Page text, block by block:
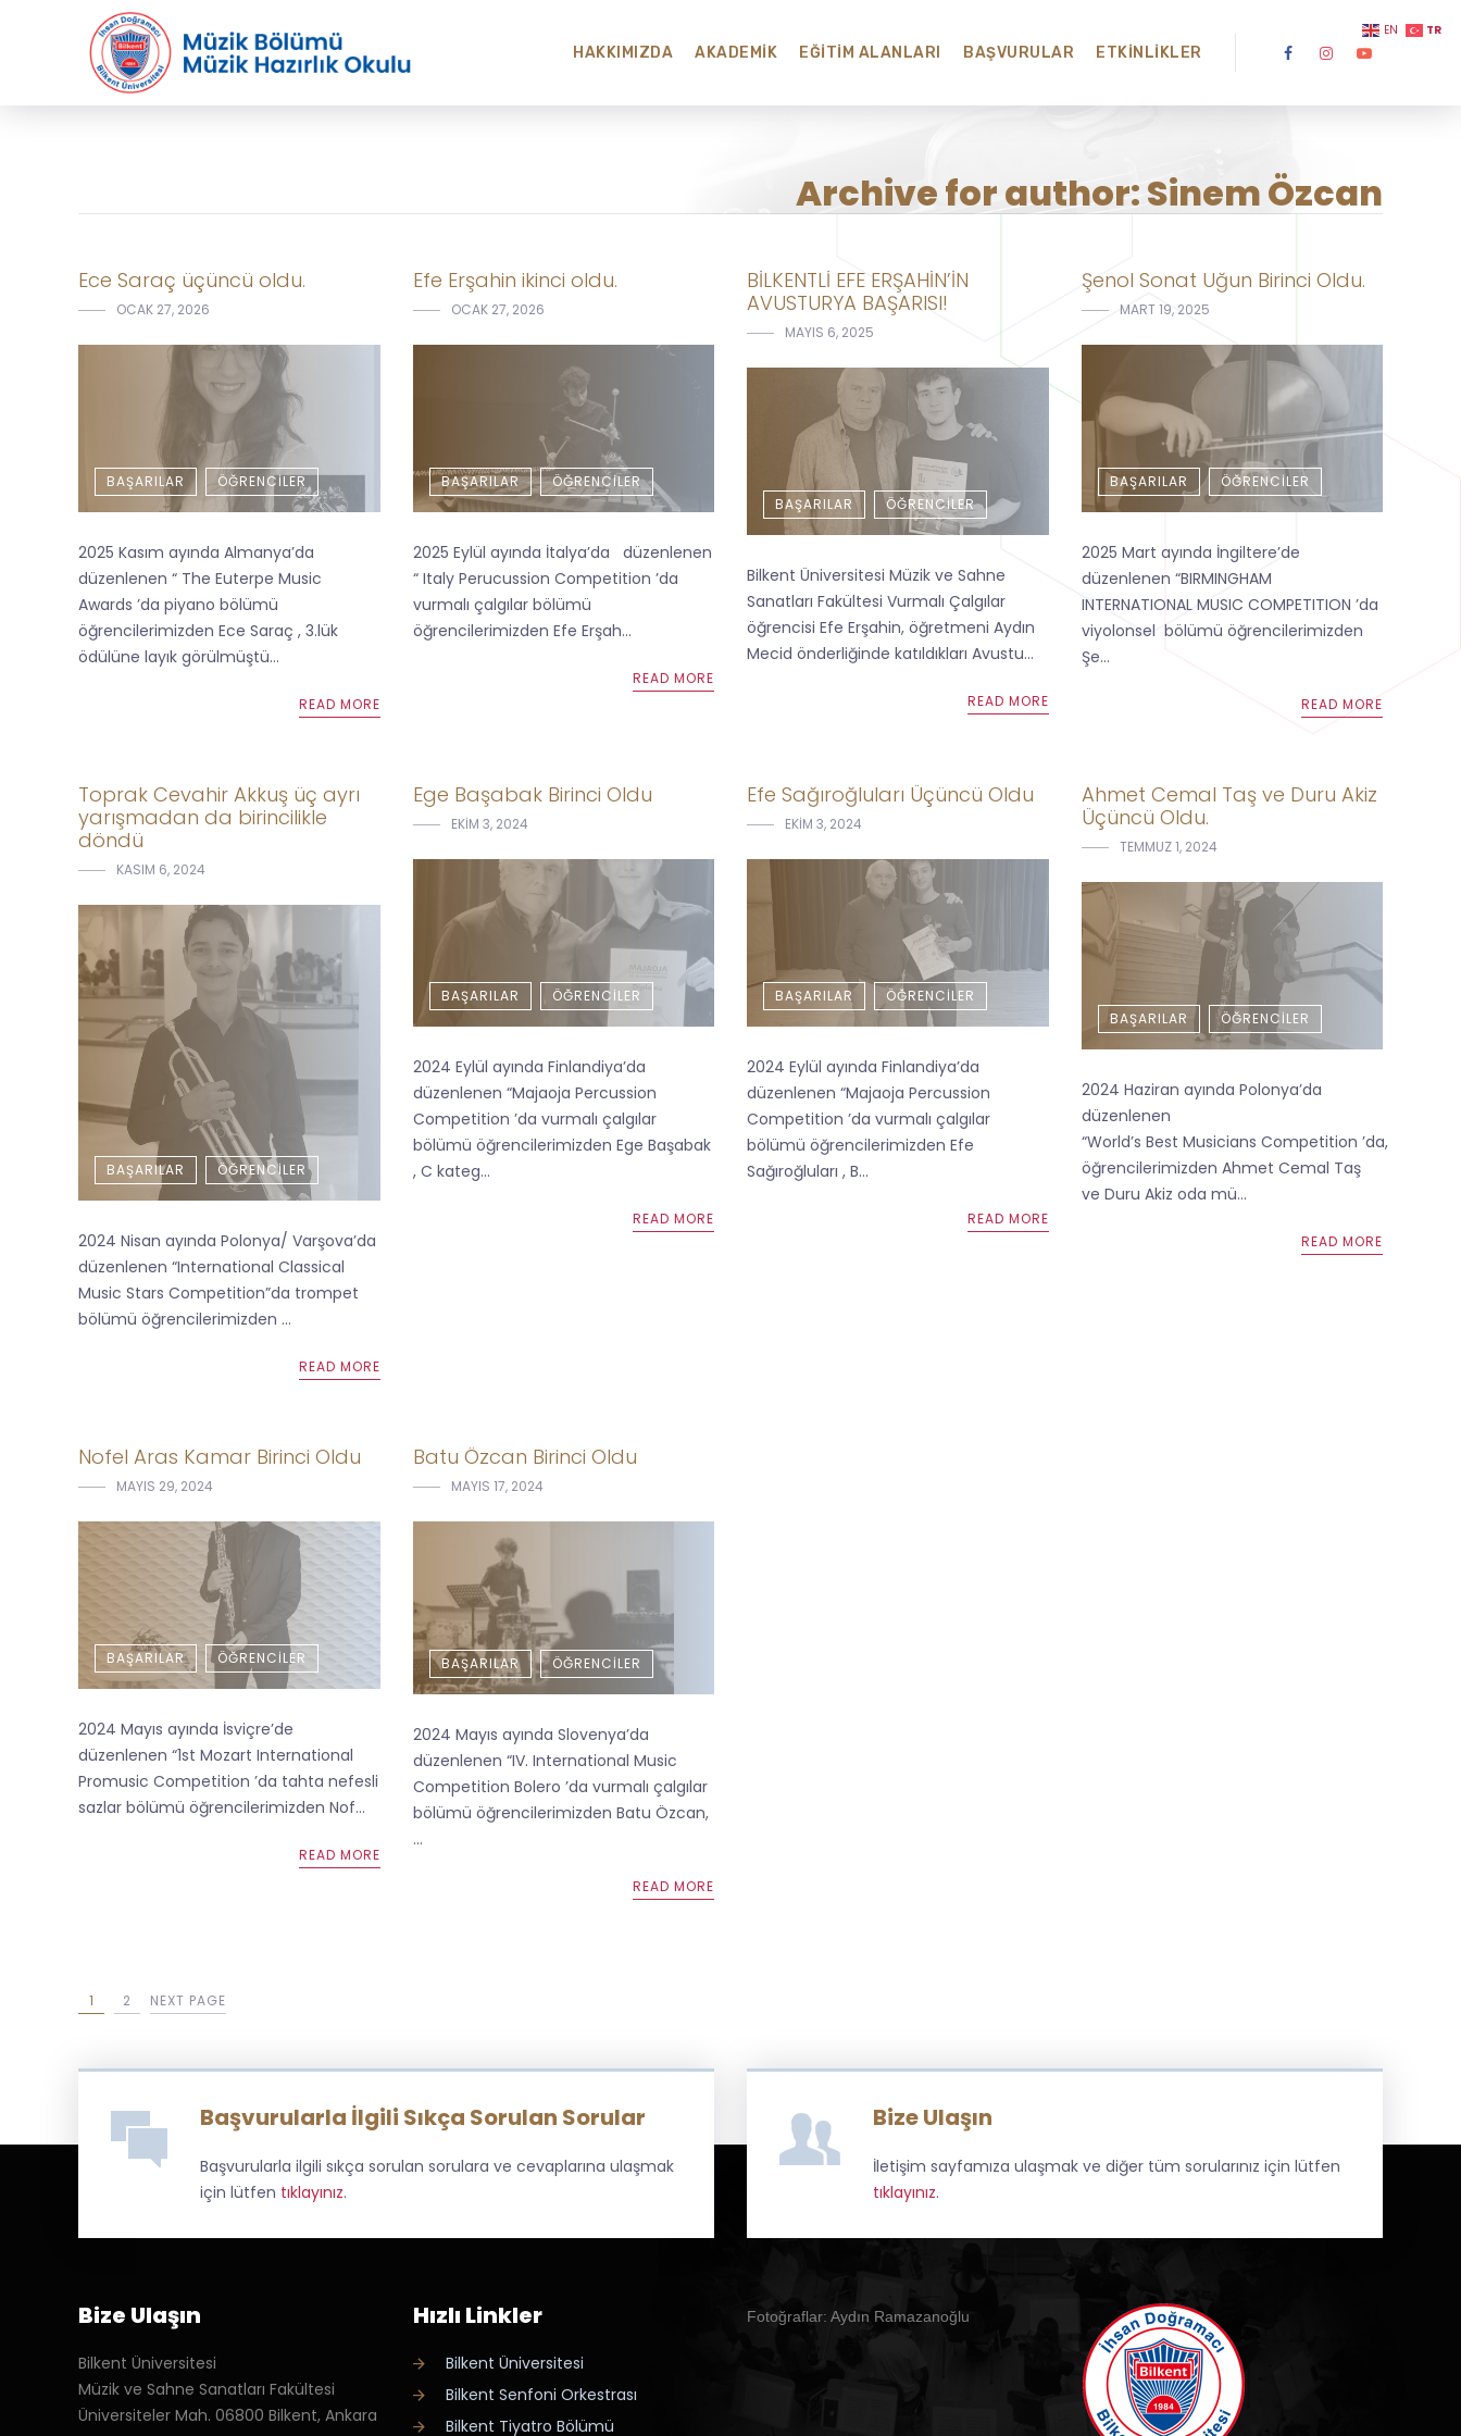
HAKKIMIZDA AKADEMIK EĞITIM ALANLARI BAŞVURULAR ETKINLIKLER
Archive for author: Sinem Özcan
Ece Saraç üçüncü oldu.
OCAK 27, 2026
BAŞARILAR ÖĞRENCILER
2025 Kasım ayında Almanya’da
düzenlenen “ The Euterpe Music
Awards ’da piyano bölümü
öğrencilerimizden Ece Saraç , 3.lük
ödülüne layık görülmüştü...
READ MORE
Efe Erşahin ikinci oldu.
OCAK 27, 2026
BAŞARILAR ÖĞRENCILER
2025 Eylül ayında İtalya’da düzenlenen
“ Italy Perucussion Competition ’da
vurmalı çalgılar bölümü
öğrencilerimizden Efe Erşah...
READ MORE
BİLKENTLİ EFE ERŞAHİN’İN
AVUSTURYA BAŞARISI!
MAYIS 6, 2025
BAŞARILAR ÖĞRENCILER
Bilkent Üniversitesi Müzik ve Sahne
Sanatları Fakültesi Vurmalı Çalgılar
öğrencisi Efe Erşahin, öğretmeni Aydın
Mecid önderliğinde katıldıkları Avustu...
READ MORE
Şenol Sonat Uğun Birinci Oldu.
MART 19, 2025
BAŞARILAR ÖĞRENCILER
2025 Mart ayında İngiltere’de
düzenlenen “BIRMINGHAM
INTERNATIONAL MUSIC COMPETITION ’da
viyolonsel bölümü öğrencilerimizden
Şe...
READ MORE
Toprak Cevahir Akkuş üç ayrı
yarışmadan da birincilikle
döndü
KASIM 6, 2024
BAŞARILAR ÖĞRENCILER
2024 Nisan ayında Polonya/ Varşova’da
düzenlenen “International Classical
Music Stars Competition”da trompet
bölümü öğrencilerimizden ...
READ MORE
Ege Başabak Birinci Oldu
EKIM 3, 2024
BAŞARILAR ÖĞRENCILER
2024 Eylül ayında Finlandiya’da
düzenlenen “Majaoja Percussion
Competition ’da vurmalı çalgılar
bölümü öğrencilerimizden Ege Başabak
, C kateg...
READ MORE
Efe Sağıroğluları Üçüncü Oldu
EKIM 3, 2024
BAŞARILAR ÖĞRENCILER
2024 Eylül ayında Finlandiya’da
düzenlenen “Majaoja Percussion
Competition ’da vurmalı çalgılar
bölümü öğrencilerimizden Efe
Sağıroğluları , B...
READ MORE
Ahmet Cemal Taş ve Duru Akiz
Üçüncü Oldu.
TEMMUZ 1, 2024
BAŞARILAR ÖĞRENCILER
2024 Haziran ayında Polonya’da
düzenlenen
“World’s Best Musicians Competition ’da,
öğrencilerimizden Ahmet Cemal Taş
ve Duru Akiz oda mü...
READ MORE
Nofel Aras Kamar Birinci Oldu
MAYIS 29, 2024
BAŞARILAR ÖĞRENCILER
2024 Mayıs ayında İsviçre’de
düzenlenen “1st Mozart International
Promusic Competition ’da tahta nefesli
sazlar bölümü öğrencilerimizden Nof...
READ MORE
Batu Özcan Birinci Oldu
MAYIS 17, 2024
BAŞARILAR ÖĞRENCILER
2024 Mayıs ayında Slovenya’da
düzenlenen “IV. International Music
Competition Bolero ’da vurmalı çalgılar
bölümü öğrencilerimizden Batu Özcan,
...
READ MORE
1 2 NEXT PAGE
Başvurularla İlgili Sıkça Sorulan Sorular
Başvurularla ilgili sıkça sorulan sorulara ve cevaplarına ulaşmak
için lütfen tıklayınız.
Bize Ulaşın
İletişim sayfamıza ulaşmak ve diğer tüm sorularınız için lütfen
tıklayınız.
Bize Ulaşın
Bilkent Üniversitesi
Müzik ve Sahne Sanatları Fakültesi
Üniversiteler Mah. 06800 Bilkent, Ankara
Hızlı Linkler
Bilkent Üniversitesi
Bilkent Senfoni Orkestrası
Bilkent Tiyatro Bölümü
Fotoğraflar: Aydın Ramazanoğlu
EN TR